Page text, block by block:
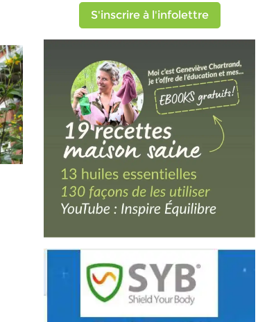
S'inscrire à l'infolettre